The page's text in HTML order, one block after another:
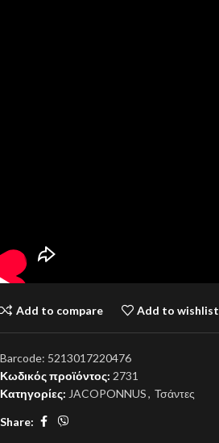
Add to compare Add to wishlist
Barcode: 5213017220476
Κωδικός προϊόντος: 2731
Κατηγορίες: JACOPONNUS, Τσάντες
Share: